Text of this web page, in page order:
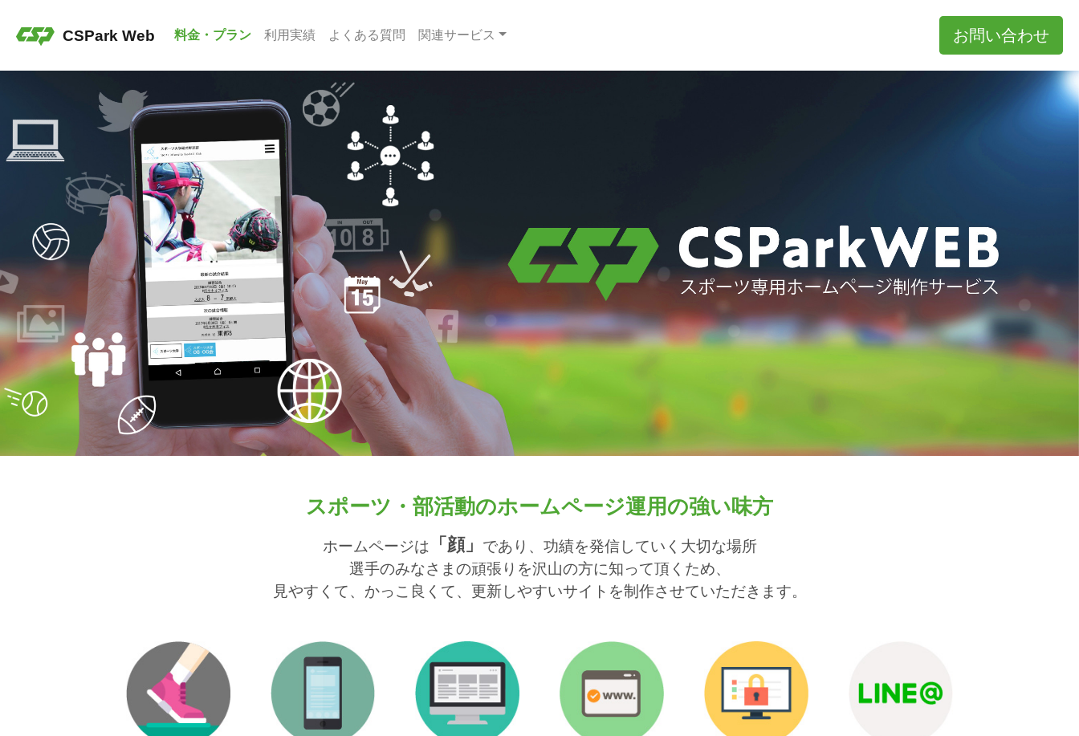
CSPark Web 料金・プラン 利用実績 よくある質問 関連サービス お問い合わせ
スポーツ・部活動のホームページ運用の強い味方
ホームページは 「顔」
であり、功績を発信していく大切な場所
選手のみなさまの頑張りを沢山の方に知って頂くため、
見やすくて、かっこ良くて、更新しやすいサイトを制作させていただきます。